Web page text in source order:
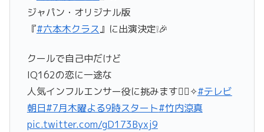
ジャパン・オリジナル版
『#六本木クラス』に出演決定❕🎉
クールで自己中だけど
IQ162の恋に一途な
人気インフルエンサー役に挑みます🧚‍♀️✧︎#テレビ
朝日#7月木曜よる9時スタート#竹内涼真
pic.twitter.com/gD173Byxj9